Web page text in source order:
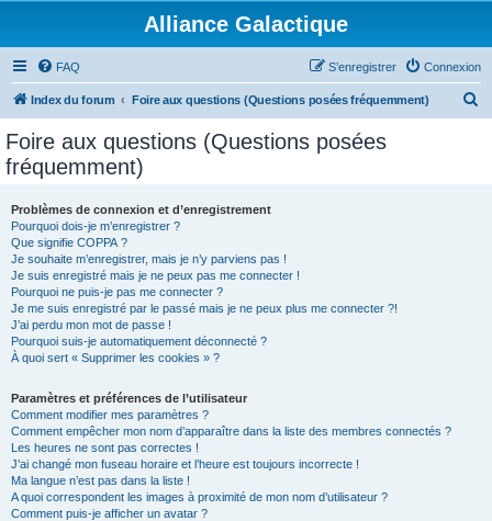
Alliance Galactique
FAQ Connexion
S’enregistrer
Index du forum Foire aux questions (Questions posées fréquemment)
Foire aux questions (Questions posées
fréquemment)
Problèmes de connexion et d’enregistrement
Pourquoi dois-je m’enregistrer ?
Que signifie COPPA ?
Je souhaite m’enregistrer, mais je n’y parviens pas !
Je suis enregistré mais je ne peux pas me connecter !
Pourquoi ne puis-je pas me connecter ?
Je me suis enregistré par le passé mais je ne peux plus me connecter ?!
J’ai perdu mon mot de passe !
Pourquoi suis-je automatiquement déconnecté ?
À quoi sert « Supprimer les cookies » ?
Paramètres et préférences de l’utilisateur
Comment modifier mes paramètres ?
Comment empêcher mon nom d’apparaître dans la liste des membres connectés ?
Les heures ne sont pas correctes !
J’ai changé mon fuseau horaire et l’heure est toujours incorrecte !
Ma langue n’est pas dans la liste !
A quoi correspondent les images à proximité de mon nom d’utilisateur ?
Comment puis-je afficher un avatar ?